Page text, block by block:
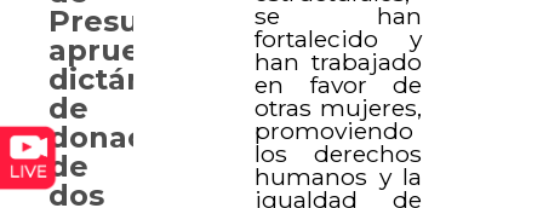
se han
fortalecido y
han trabajado
en favor de
otras mujeres,
promoviendo
los derechos
humanos y la
igualdad de
Presupuesto
aprueba
dictámenes
de
donación
de
dos